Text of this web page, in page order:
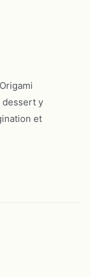
dessert y
et